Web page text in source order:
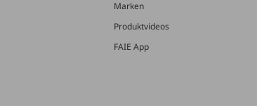
Marken
Produktvideos
FAIE App